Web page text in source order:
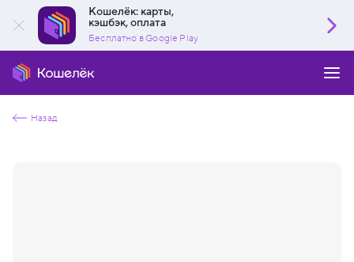
Кошелёк: карты,
кэшбэк, оплата
Бесплатно в Google Play
Назад